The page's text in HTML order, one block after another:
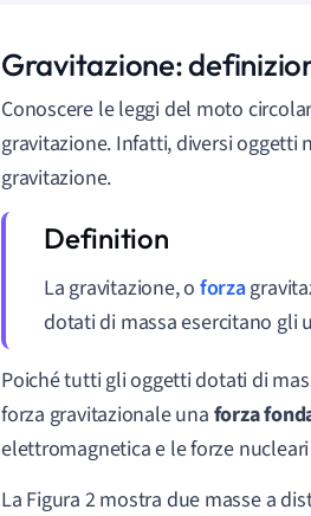
Gravitazione:
Conoscere le leggi del moto
gravitazione. Infatti, diversi oggetti
gravitazione.
La gravitazione, o forza
dotati di massa esercitano gli
Poiché tutti gli oggetti dotati di
forza gravitazionale una forza
elettromagnetica e le forze
La Figura 2 mostra due masse a